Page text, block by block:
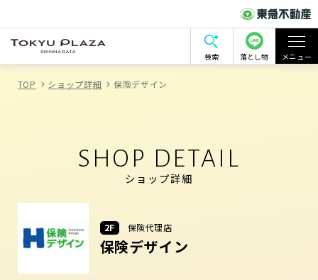
検索 落とし物 メニュー
TOP ショップ詳細 保険デザイン
SHOP DETAIL
ショップ詳細
2F 保険代理店
保険デザイン